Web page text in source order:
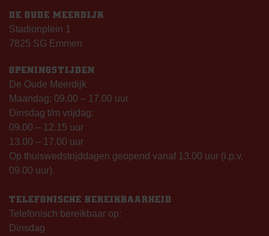
DE OUDE MEERDIJK
Stadionplein 1
7825 SG Emmen
OPENINGSTIJDEN
De Oude Meerdijk
Maandag: 09.00 – 17.00 uur
Dinsdag t/m vrijdag:
09.00 – 12.15 uur
13.00 – 17.00 uur
Op thuiswedstrijddagen geopend vanaf 13.00 uur (i.p.v.
09.00 uur).
TELEFONISCHE BEREIKBAARHEID
Telefonisch bereikbaar op:
Dinsdag